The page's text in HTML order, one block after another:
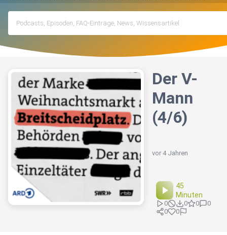
Der V-
Mann
(4/6)
vor 4 Jahren
45
Minuten
0 0 0
0
0
0